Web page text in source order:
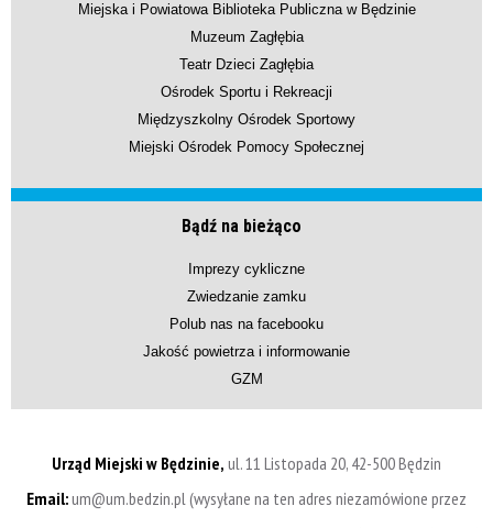
Miejska i Powiatowa Biblioteka Publiczna w Będzinie
Muzeum Zagłębia
Teatr Dzieci Zagłębia
Ośrodek Sportu i Rekreacji
Międzyszkolny Ośrodek Sportowy
Miejski Ośrodek Pomocy Społecznej
Bądź na bieżąco
Imprezy cykliczne
Zwiedzanie zamku
Polub nas na facebooku
Jakość powietrza i informowanie
GZM
Urząd Miejski w Będzinie, ul. 11 Listopada 20, 42-500 Będzin
Email:um@um.bedzin.pl (wysyłane na ten adres niezamówione przez